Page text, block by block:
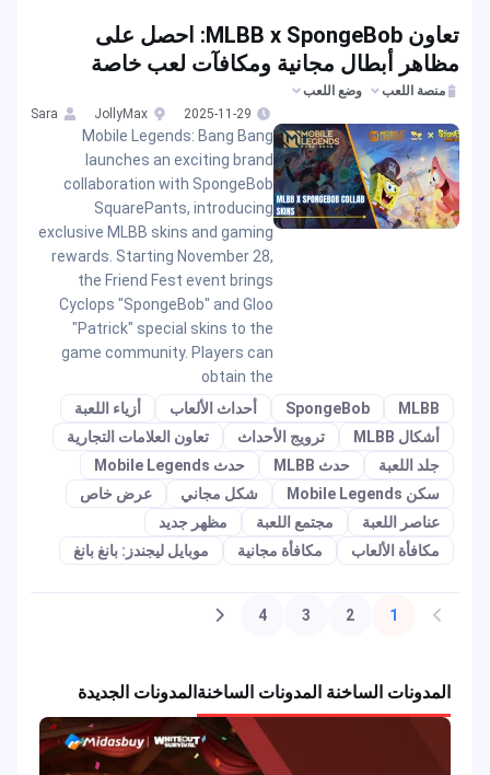
تعاون MLBB x SpongeBob: احصل على
مظاهر أبطال مجانية ومكافآت لعب خاصة
منصة اللعب
وضع اللعب
2025-11-29
JollyMax
Sara
Mobile Legends: Bang Bang
launches an exciting brand
collaboration with SpongeBob
SquarePants, introducing
exclusive MLBB skins and gaming
rewards. Starting November 28,
the Friend Fest event brings
Cyclops "SpongeBob" and Gloo
"Patrick" special skins to the
game community. Players can
obtain the
MLBB
SpongeBob أحداث الألعاب
أزياء اللعبة
أشكال MLBB
ترويج الأحداث
تعاون العلامات التجارية
جلد اللعبة
حدث MLBB
حدث Mobile Legends
سكن Mobile Legends
شكل مجاني
عرض خاص
عناصر اللعبة
مجتمع اللعبة
مظهر جديد
مكافأة الألعاب
مكافأة مجانية موبايل ليجندز: بانغ بانغ
1
2
3
4
المدونات الساخنة المدونات الساخنةالمدونات الجديدة